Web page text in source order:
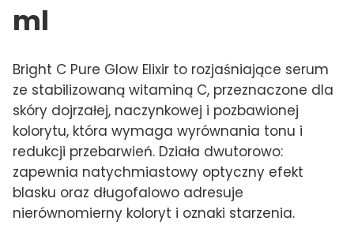
ml
Bright C Pure Glow Elixir to rozjaśniające serum
ze stabilizowaną witaminą C, przeznaczone dla
skóry dojrzałej, naczynkowej i pozbawionej
kolorytu, która wymaga wyrównania tonu i
redukcji przebarwień. Działa dwutorowo:
zapewnia natychmiastowy optyczny efekt
blasku oraz długofalowo adresuje
nierównomierny koloryt i oznaki starzenia.